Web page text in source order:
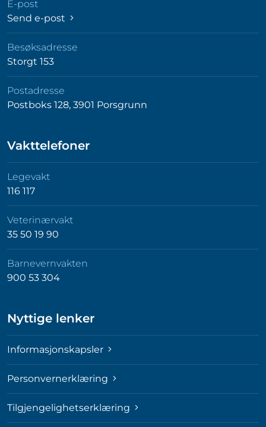
E-post
Send e-post
Besøksadresse
Storgt 153
Postadresse
Postboks 128, 3901 Porsgrunn
Vakttelefoner
Legevakt
116 117
Veterinærvakt
35 50 19 90
Barnevernvakten
900 53 304
Nyttige lenker
Informasjonskapsler
Personvernerklæring
Tilgjengelighetserklæring